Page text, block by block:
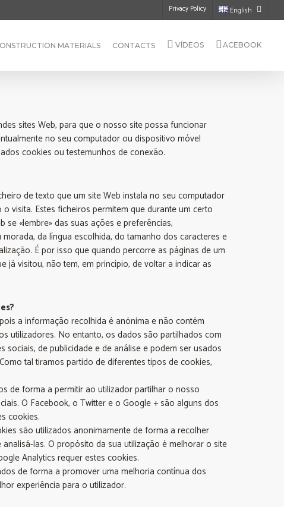
Privacy Policy English
MATERIALS CONTACTS VÍDEOS ACEBOOK
sites Web, para que o nosso site possa funcionar
no seu computador ou dispositivo móvel
cookies ou testemunhos de conexão.
de texto que um site Web instala no seu computador
visita. Estes ficheiros permitem que durante um certo
«lembre» das suas ações e preferências,
da língua escolhida, do tamanho dos caracteres e
É por isso que quando percorre as páginas de um
já visitou, não tem, em princípio, de voltar a indicar as
a informação recolhida é anónima e não contém
utilizadores. No entanto, os dados são partilhados com
sociais, de publicidade e de análise e podem ser usados
tal tiramos partido de diferentes tipos de cookies,
de forma a permitir ao utilizador partilhar o nosso
O Facebook, o Twitter e o Google + são alguns dos
cookies.
são utilizados anonimamente de forma a recolher
las. O propósito da sua utilização é melhorar o site
Analytics requer estes cookies.
de forma a promover uma melhoria contínua dos
experiência para o utilizador.